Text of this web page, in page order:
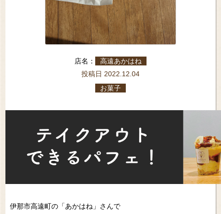
店名： 高遠あかはね
投稿日 2022.12.04
お菓子
伊那市高遠町の「あかはね」さんで